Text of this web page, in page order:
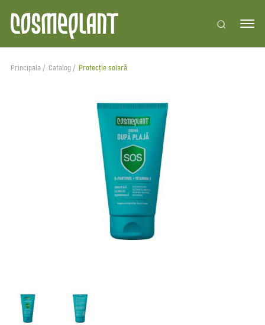
Principala Catalog Protecție solară